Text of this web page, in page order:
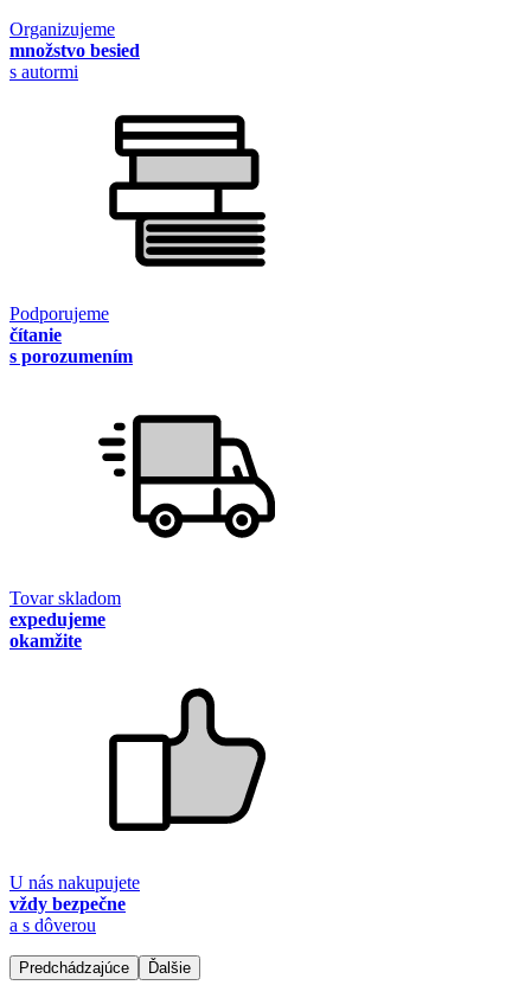
Organizujeme
množstvo besied
s autormi
Podporujeme
čítanie
s porozumením
Tovar skladom
expedujeme
okamžite
U nás nakupujete
vždy bezpečne
a s dôverou
Predchádzajúce Ďalšie